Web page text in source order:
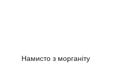
Намисто з морганіту